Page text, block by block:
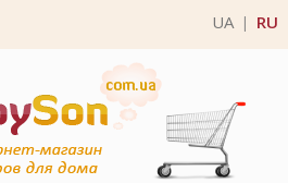
UA RU